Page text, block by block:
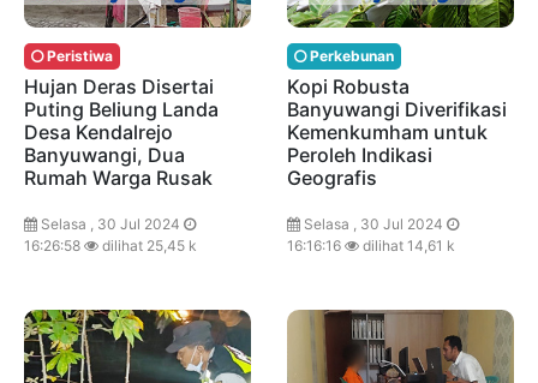
Peristiwa
Hujan Deras Disertai
Puting Beliung Landa
Desa Kendalrejo
Banyuwangi, Dua
Rumah Warga Rusak
Selasa , 30 Jul 2024
16:26:58
dilihat 25,45 k
Perkebunan
Kopi Robusta
Banyuwangi Diverifikasi
Kemenkumham untuk
Peroleh Indikasi
Geografis
Selasa , 30 Jul 2024
16:16:16
dilihat 14,61 k